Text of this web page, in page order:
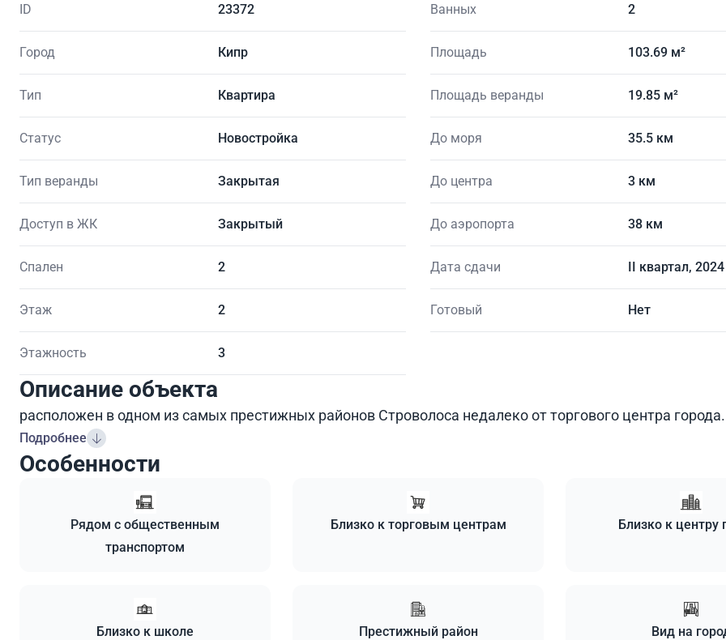
ID 23372
Город Кипр
Тип Квартира
Статус Новостройка
Тип веранды Закрытая
Доступ в ЖК Закрытый
Спален 2
Этаж 2
Этажность 3
Ванных 2
Площадь 103.69 м²
Площадь веранды 19.85 м²
До моря 35.5 км
До центра 3 км
До аэропорта 38 км
Дата сдачи II квартал, 2024
Готовый Нет
Описание объекта
расположен в одном из самых престижных районов Строволоса недалеко от торгового центра города.
Подробнее
Особенности
Рядом с общественным
транспортом
Близко к торговым центрам Близко к центру
Близко к школе Престижный район Вид на